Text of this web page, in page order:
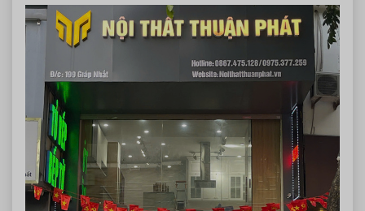
Vui lòng điền thông tin để nhận tư vấn miễn phí
Loại tủ bếp quan tâm?
Tủ Bếp Inox
Tủ Bếp Nhựa
Tủ Bếp Gỗ Tự Nhiên
Tủ Bếp Gỗ Công Nghiệp